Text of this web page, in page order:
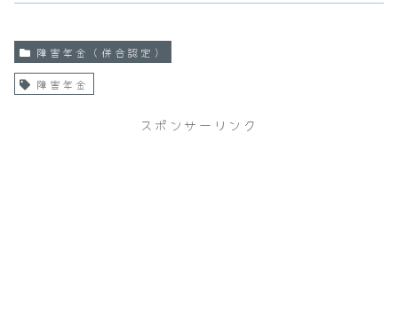
障害年金（併合認定）
障害年金
スポンサーリンク